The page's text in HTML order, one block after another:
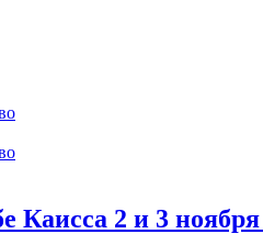
Каисса 2 и 3